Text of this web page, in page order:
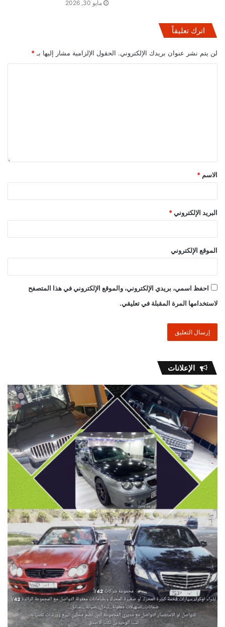
مايو 30, 2026
اترك تعليقاً
لن يتم نشر عنوان بريدك الإلكتروني. الحقول الإلزامية مشار إليها بـ *
الاسم *
البريد الإلكتروني *
الموقع الإلكتروني
احفظ اسمي، بريدي الإلكتروني، والموقع الإلكتروني في هذا المتصفح
لاستخدامها المرة المقبلة في تعليقي.
الإعلانات